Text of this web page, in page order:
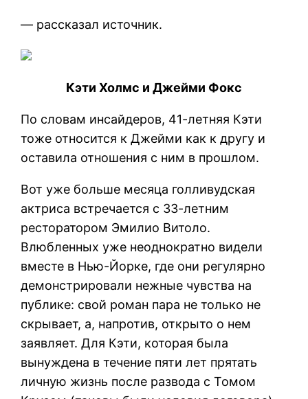
— рассказал источник.
Кэти Холмс и Джейми Фокс
По словам инсайдеров, 41-летняя Кэти
тоже относится к Джейми как к другу и
оставила отношения с ним в прошлом.
Вот уже больше месяца голливудская
актриса встречается с 33-летним
ресторатором Эмилио Витоло.
Влюбленных уже неоднократно видели
вместе в Нью-Йорке, где они регулярно
демонстрировали нежные чувства на
публике: свой роман пара не только не
скрывает, а, напротив, открыто о нем
заявляет. Для Кэти, которая была
вынуждена в течение пяти лет прятать
личную жизнь после развода с Томом